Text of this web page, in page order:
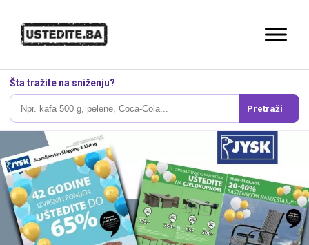
Šta tražite na sniženju?
Pretraži